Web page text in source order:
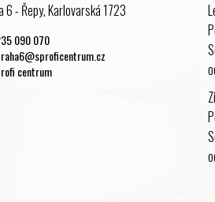
6 - Řepy, Karlovarská 1723
090 070
centrum